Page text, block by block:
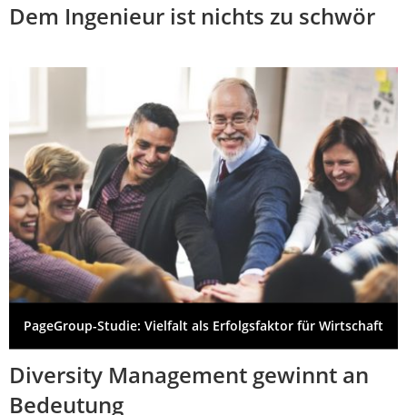
Dem Ingenieur ist nichts zu schwör
PageGroup-Studie: Vielfalt als Erfolgsfaktor für Wirtschaft
Diversity Management gewinnt an
Bedeutung